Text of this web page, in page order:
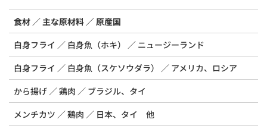
食材 主な原材料
原産国
白身フライ
白身魚（ホキ）
ニュージーランド
白身フライ
白身魚（スケソウダラ）
アメリカ、ロシア
から揚げ
鶏肉
ブラジル、タイ
メンチカツ
鶏肉
日本、タイ 他